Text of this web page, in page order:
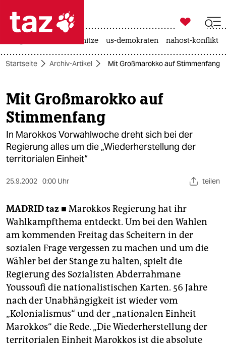
 taz zahl ich
taz zahl ich
themen
politik
öko
gesellschaft
kultur
sport
berlin
nord
wahrheit
verlag
verlag
veranstaltungen

taz zahl ich
hitze us-demokraten nahost-konflikt
Startseite Archiv-Artikel Mit Großmarokko auf Stimmenfang
Mit Großmarokko auf
Stimmenfang
In Marokkos Vorwahlwoche dreht sich bei der
Regierung alles um die „Wiederherstellung der
territorialen Einheit“
25.9.2002 0:00 Uhr teilen
MADRIDtaz ■ Marokkos Regierung hat ihr
Wahlkampfthema entdeckt. Um bei den Wahlen
am kommenden Freitag das Scheitern in der
sozialen Frage vergessen zu machen und um die
Wähler bei der Stange zu halten, spielt die
Regierung des Sozialisten Abderrahmane
Youssoufi die nationalistischen Karten. 56 Jahre
nach der Unabhängigkeit ist wieder vom
„Kolonialismus“ und der „nationalen Einheit
Marokkos“ die Rede. „Die Wiederherstellung der
territorialen Einheit Marokkos ist die absolute